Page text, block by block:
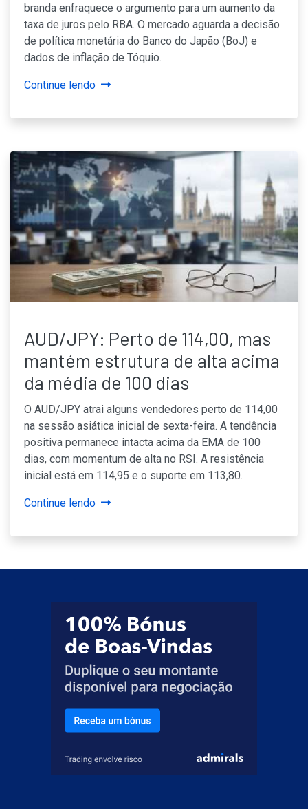
branda enfraquece o argumento para um aumento da
taxa de juros pelo RBA. O mercado aguarda a decisão
de política monetária do Banco do Japão (BoJ) e
dados de inflação de Tóquio.
Continue lendo
AUD/JPY: Perto de 114,00, mas
mantém estrutura de alta acima
da média de 100 dias
O AUD/JPY atrai alguns vendedores perto de 114,00
na sessão asiática inicial de sexta-feira. A tendência
positiva permanece intacta acima da EMA de 100
dias, com momentum de alta no RSI. A resistência
inicial está em 114,95 e o suporte em 113,80.
Continue lendo